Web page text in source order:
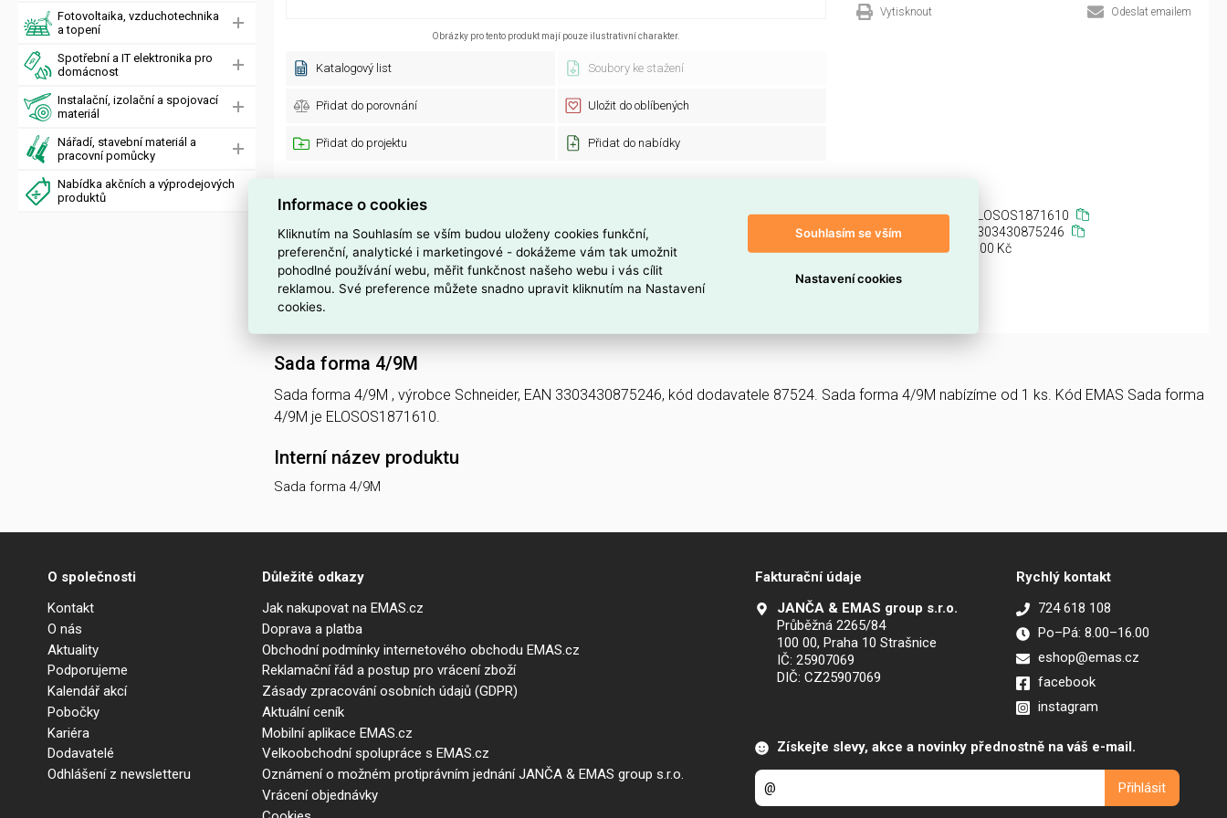
Fotovoltaika, vzduchotechnika
a topení
Spotřební a IT elektronika pro
domácnost
Instalační, izolační a spojovací
materiál
Nářadí, stavební materiál a
pracovní pomůcky
Nabídka akčních a výprodejových
produktů
Obrázky pro tento produkt mají pouze ilustrativní charakter.
Katalogový list Soubory ke stažení
Přidat do porovnání Uložit do oblíbených
Přidat do projektu Přidat do nabídky
Vytisknout Odeslat emailem
Značka: Kód zboží:
ELOSOS1871610
Kód dodavatele:
87524
3303430875246
Standardní balení:
1 ks Recyklační poplatek: 0,00 Kč
Technické parametry
Značka:
Sada forma 4/9M
Sada forma 4/9M , výrobce Schneider, EAN 3303430875246, kód dodavatele 87524. Sada forma 4/9M nabízíme od 1 ks. Kód EMAS Sada forma
4/9M je ELOSOS1871610.
Interní název produktu
Sada forma 4/9M
O společnosti
Kontakt
O nás
Aktuality
Podporujeme
Kalendář akcí
Pobočky
Kariéra
Dodavatelé
Odhlášení z newsletteru
Důležité odkazy
Jak nakupovat na EMAS.cz
Doprava a platba
Obchodní podmínky internetového obchodu EMAS.cz
Reklamační řád a postup pro vrácení zboží
Zásady zpracování osobních údajů (GDPR)
Aktuální ceník
Mobilní aplikace EMAS.cz
Velkoobchodní spolupráce s EMAS.cz
Oznámení o možném protiprávním jednání JANČA & EMAS group s.r.o.
Vrácení objednávky
Fakturační údaje
JANČA & EMAS group s.r.o.
Průběžná 2265/84
100 00, Praha 10 Strašnice
IČ: 25907069
DIČ: CZ25907069
Rychlý kontakt
724 618 108
Po–Pá: 8.00–16.00
eshop@emas.cz
facebook
instagram
Získejte slevy, akce a novinky přednostně na váš e-mail.
Informace o cookies
Kliknutím na Souhlasím se vším budou uloženy cookies funkční,
preferenční, analytické i marketingové - dokážeme vám tak umožnit
pohodlné používání webu, měřit funkčnost našeho webu i vás cílit
reklamou. Své preference můžete snadno upravit kliknutím na Nastavení
cookies.
Souhlasím se vším
Nastavení cookies